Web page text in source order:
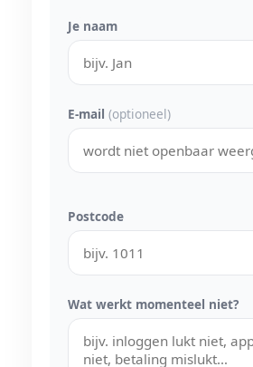
Je naam
E-mail (optioneel)
Postcode
Wat werkt momenteel niet?